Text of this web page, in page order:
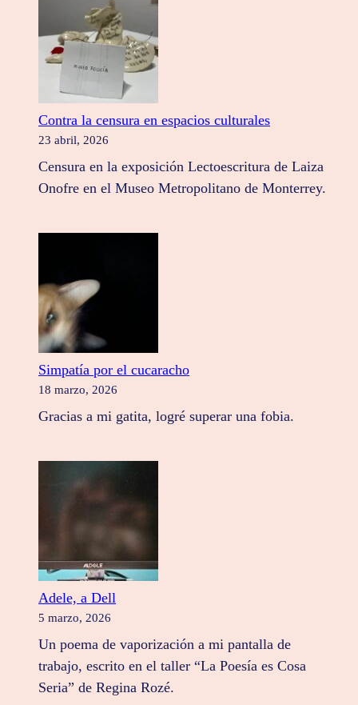
Contra la censura en espacios culturales
23 abril, 2026
Censura en la exposición Lectoescritura de Laiza
Onofre en el Museo Metropolitano de Monterrey.
Simpatía por el cucaracho
18 marzo, 2026
Gracias a mi gatita, logré superar una fobia.
Adele, a Dell
5 marzo, 2026
Un poema de vaporización a mi pantalla de
trabajo, escrito en el taller “La Poesía es Cosa
Seria” de Regina Rozé.